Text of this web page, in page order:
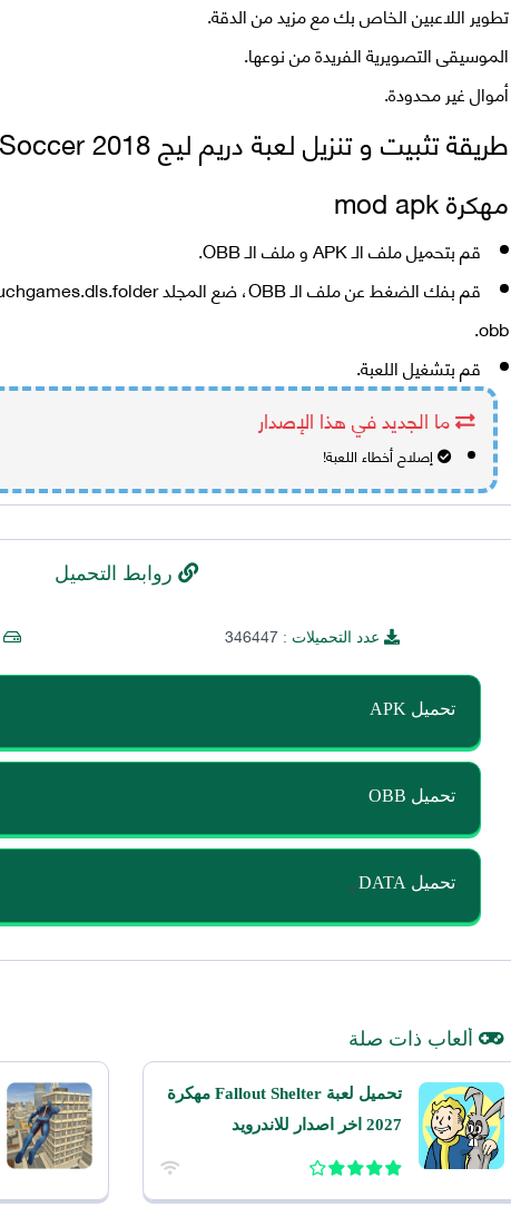
تطوير اللاعبين الخاص بك مع مزيد من الدقة.
الموسيقى التصويرية الفريدة من نوعها.
أموال غير محدودة.
مهكرة mod apk
قم بتحميل ملف الـ APK و ملف الـ OBB.
obb.
قم بتشغيل اللعبة.
ما الجديد في هذا الإصدار
إصلاح أخطاء اللعبة!
روابط التحميل
عدد التحميلات :346447
تحميل APK
تحميل OBB
تحميل DATA >
ألعاب ذات صلة
تحميل لعبة Fallout Shelter مهكرة
2027 اخر اصدار للاندرويد